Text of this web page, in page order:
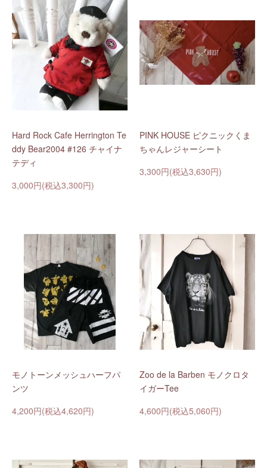
Hard Rock Cafe Herrington Te
ddy Bear2004 #126 チャイナ
テディ
3,000円(税込3,300円)
PINK HOUSE ピクニックくま
ちゃんレジャーシート
3,300円(税込3,630円)
モノトーンメッシュハーフパ
ンツ
4,200円(税込4,620円)
Zoo de la Barben モノクロタ
イガーTee
4,600円(税込5,060円)